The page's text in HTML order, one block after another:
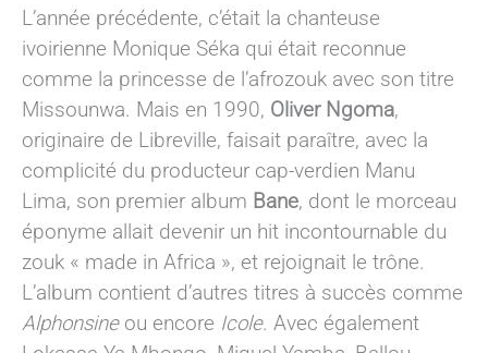
L’année précédente, c’était la chanteuse
ivoirienne Monique Séka qui était reconnue
comme la princesse de l’afrozouk avec son titre
Missounwa. Mais en 1990, Oliver Ngoma,
originaire de Libreville, faisait paraître, avec la
complicité du producteur cap-verdien Manu
Lima, son premier album Bane, dont le morceau
éponyme allait devenir un hit incontournable du
zouk « made in Africa », et rejoignait le trône.
L’album contient d’autres titres à succès comme
Alphonsine ou encore Icole. Avec également